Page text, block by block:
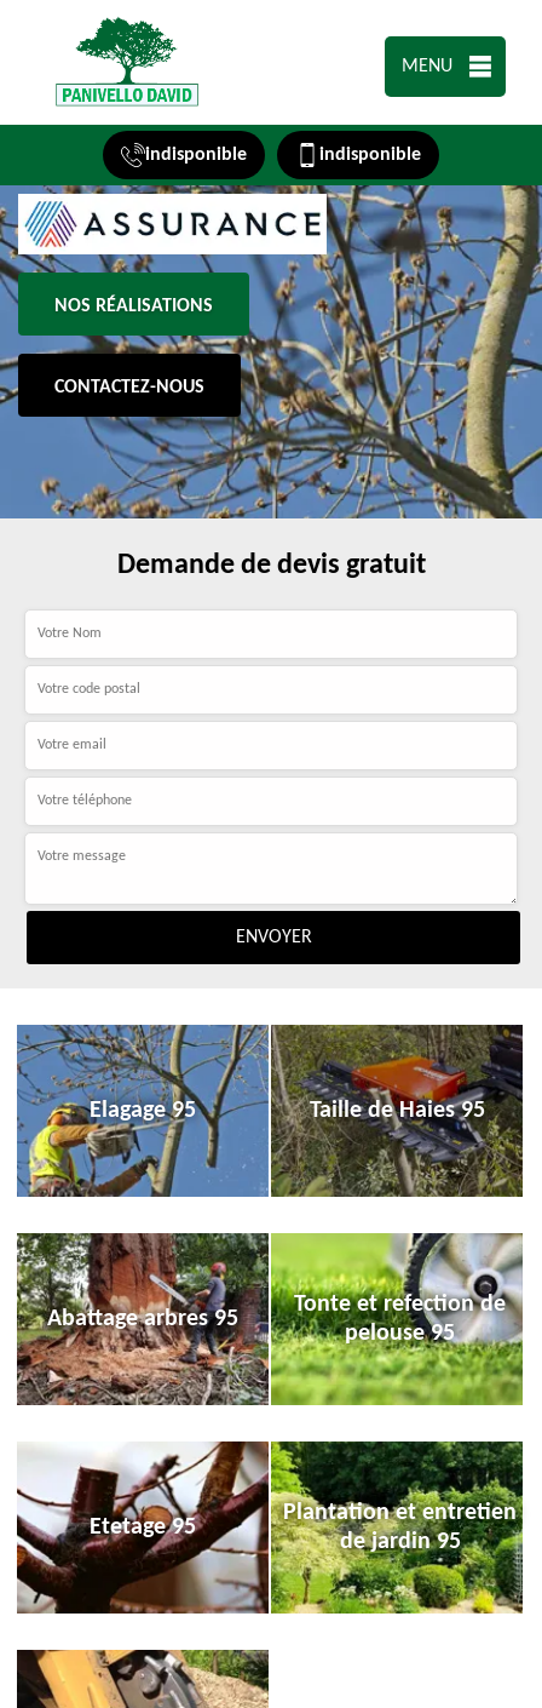
MENU
indisponible indisponible
NOS RÉALISATIONS
CONTACTEZ-NOUS
Demande de devis gratuit
Elagage 95 Taille de Haies 95
Abattage arbres 95
Tonte et refection de
pelouse 95
Etetage 95
Plantation et entretien
de jardin 95